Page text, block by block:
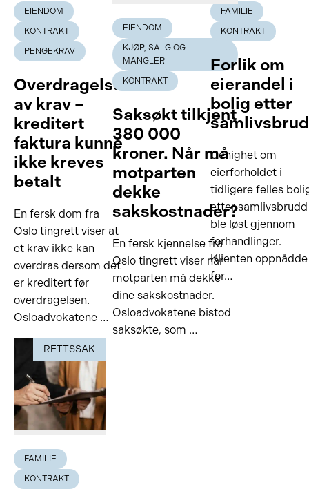
EIENDOM
KONTRAKT
PENGEKRAV
Overdragelse
av krav –
kreditert
faktura kunne
ikke kreves
betalt
En fersk dom fra
Oslo tingrett viser at
et krav ikke kan
overdras dersom det
er kreditert før
overdragelsen.
Osloadvokatene …
EIENDOM
KJØP, SALG OG
MANGLER
KONTRAKT
Saksøkt tilkjent
380 000
kroner. Når må
motparten
dekke
sakskostnader?
En fersk kjennelse fra
Oslo tingrett viser når
motparten må dekke
dine sakskostnader.
Osloadvokatene bistod
saksøkte, som …
FAMILIE
KONTRAKT
Forlik om
eierandel i
bolig etter
Uenighet om
eierforholdet i
tidligere felles
etter samlivsbrudd
ble løst gjennom
forhandlinger.
Klienten oppnådde
for…
RETTSSAK
FAMILIE
KONTRAKT